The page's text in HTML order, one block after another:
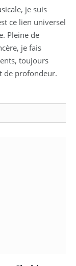
je suis
ce lien universel
Pleine de
je fais
toujours
de profondeur.